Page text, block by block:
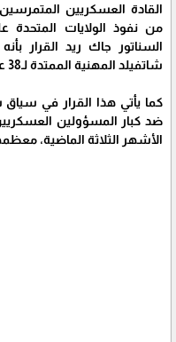
القادة العسكريين
من نفوذ الولايات المتحدة
السناتور جاك ريد القرار
شاتفيلد المهنية الممتدة لـ38 عامًا في الخدمة العسكرية.
كما يأتي هذا القرار في
ضد كبار المسؤولين
الأشهر الثلاثة الماضية،